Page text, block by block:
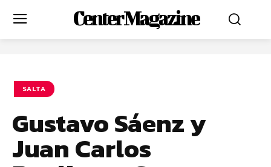
Center Magazine
SALTA
Gustavo Sáenz y
Juan Carlos